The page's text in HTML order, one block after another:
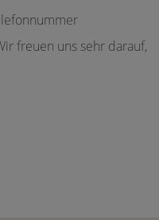
freuen uns sehr darauf,